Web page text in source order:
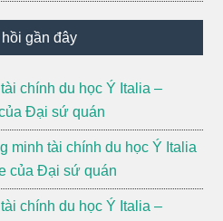
gần đây
chính du học Ý Italia –
Đại sứ quán
minh tài chính du học Ý Italia
của Đại sứ quán
chính du học Ý Italia –